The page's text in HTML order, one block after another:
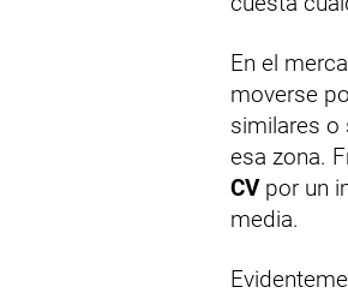
En el
moverse
similares o
esa zona.
CVpor un
media.